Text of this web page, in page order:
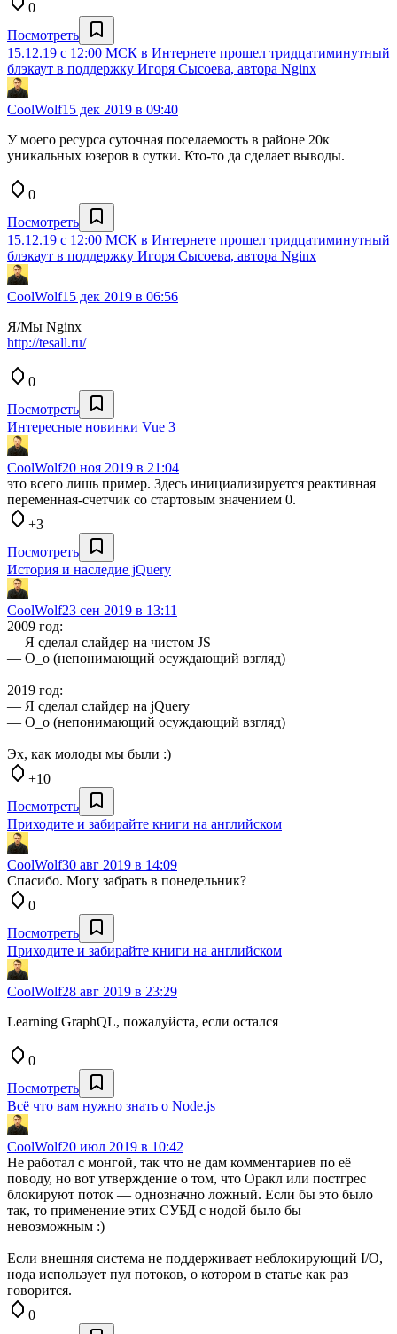
0
Посмотреть
15.12.19 с 12:00 МСК в Интернете прошел тридцатиминутный
блэкаут в поддержку Игоря Сысоева, автора Nginx
CoolWolf15 дек 2019 в 09:40
У моего ресурса суточная поселаемость в районе 20к
уникальных юзеров в сутки. Кто-то да сделает выводы.
0
Посмотреть
15.12.19 с 12:00 МСК в Интернете прошел тридцатиминутный
блэкаут в поддержку Игоря Сысоева, автора Nginx
CoolWolf15 дек 2019 в 06:56
Я/Мы Nginx
http://tesall.ru/
0
Посмотреть
Интересные новинки Vue 3
CoolWolf20 ноя 2019 в 21:04
это всего лишь пример. Здесь инициализируется реактивная
переменная-счетчик со стартовым значением 0.
+3
Посмотреть
История и наследие jQuery
CoolWolf23 сен 2019 в 13:11
2009 год:
— Я сделал слайдер на чистом JS
— О_о (непонимающий осуждающий взгляд)
2019 год:
— Я сделал слайдер на jQuery
— О_о (непонимающий осуждающий взгляд)
Эх, как молоды мы были :)
+10
Посмотреть
Приходите и забирайте книги на английском
CoolWolf30 авг 2019 в 14:09
Спасибо. Могу забрать в понедельник?
0
Посмотреть
Приходите и забирайте книги на английском
CoolWolf28 авг 2019 в 23:29
Learning GraphQL, пожалуйста, если остался
0
Посмотреть
Всё что вам нужно знать о Node.js
CoolWolf20 июл 2019 в 10:42
Не работал с монгой, так что не дам комментариев по её
поводу, но вот утверждение о том, что Оракл или постгрес
блокируют поток — однозначно ложный. Если бы это было
так, то применение этих СУБД с нодой было бы
невозможным :)
Если внешняя система не поддерживает неблокирующий I/O,
нода использует пул потоков, о котором в статье как раз
говорится.
0